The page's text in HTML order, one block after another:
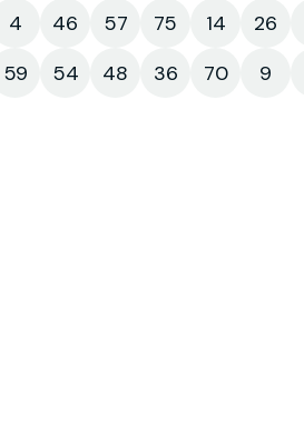
4 46 57 75 14 26
59 54 48 36 70 9